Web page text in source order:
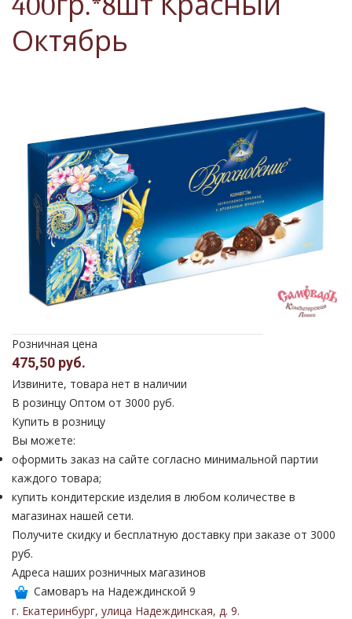
Октябрь
Розничная цена
475,50 руб.
Извините, товара нет в наличии
В розинцу Оптом от 3000 руб.
Купить в розницу
Вы можете:
оформить заказ на сайте согласно минимальной партии
каждого товара;
купить кондитерские изделия в любом количестве в
магазинах нашей сети.
Получите скидку и бесплатную доставку при заказе от 3000
руб.
Адреса наших розничных магазинов
Самоваръ на Надеждинской 9
г. Екатеринбург, улица Надеждинская, д. 9.